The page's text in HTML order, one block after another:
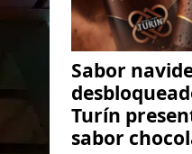
Sabor
Turín
sabor